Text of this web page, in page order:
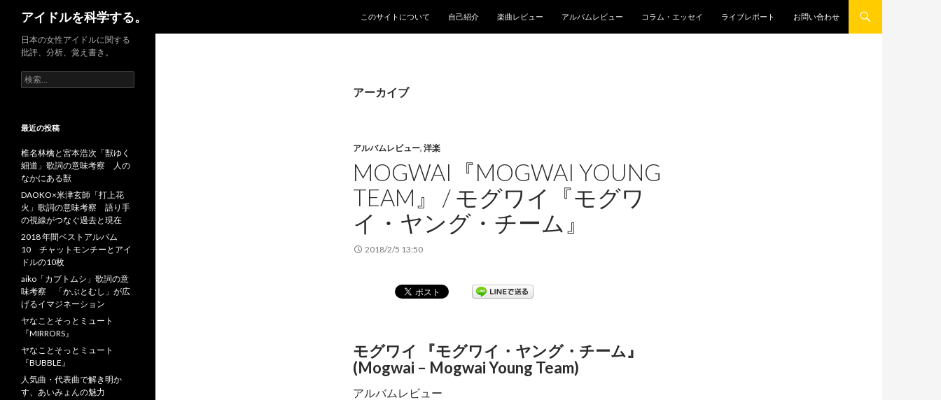
アイドルを科学する。
このサイトについて
自己紹介 楽曲レビュー アルバムレビュー コラム・エッセイ ライブレポート お問い合わせ
アーカイブ
アルバムレビュー, 洋楽
MOGWAI『MOGWAI YOUNG
TEAM』 / モグワイ『モグワ
イ・ヤング・チーム』
2018/2/5 13:50
モグワイ 『モグワイ・ヤング・チーム』
(Mogwai – Mogwai Young Team)
アルバムレビュー
日本の女性アイドルに関する
批評、分析、覚え書き。
検
索:
最近の投稿
椎名林檎と宮本浩次「獣ゆく
細道」歌詞の意味考察 人の
なかにある獣
DAOKO×米津玄師「打上花
火」歌詞の意味考察 語り手
の視線がつなぐ過去と現在
2018 年間ベストアルバム
10 チャットモンチーとアイ
ドルの10枚
aiko「カブトムシ」歌詞の意
味考察 「かぶとむし」が広
げるイマジネーション
ヤなことそっとミュート
『MIRRORS』
ヤなことそっとミュート
『BUBBLE』
人気曲・代表曲で解き明か
す、あいみょんの魅力